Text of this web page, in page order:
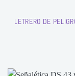
LETRERO DE